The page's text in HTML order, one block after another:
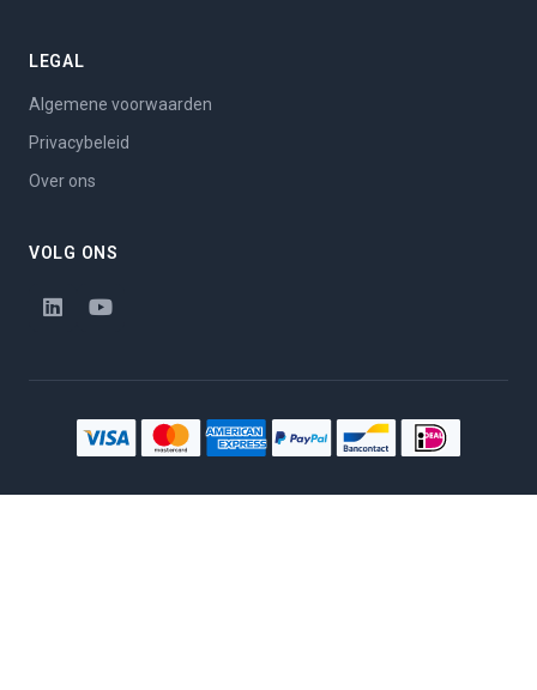
LEGAL
Algemene voorwaarden
Privacybeleid
Over ons
VOLG ONS